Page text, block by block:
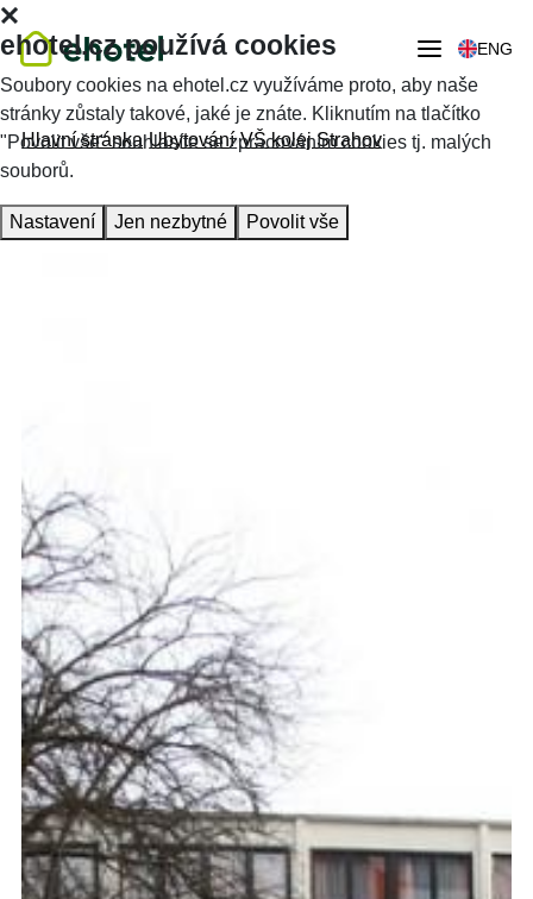
ENG
Hlavní stránka Ubytování VŠ kolej Strahov
ehotel.cz používá cookies
Soubory cookies na ehotel.cz využíváme proto, aby naše
stránky zůstaly takové, jaké je znáte. Kliknutím na tlačítko
"Povolit vše" souhlasíte se zpracováním cookies tj. malých
souborů.
Nastavení Jen nezbytné Povolit vše